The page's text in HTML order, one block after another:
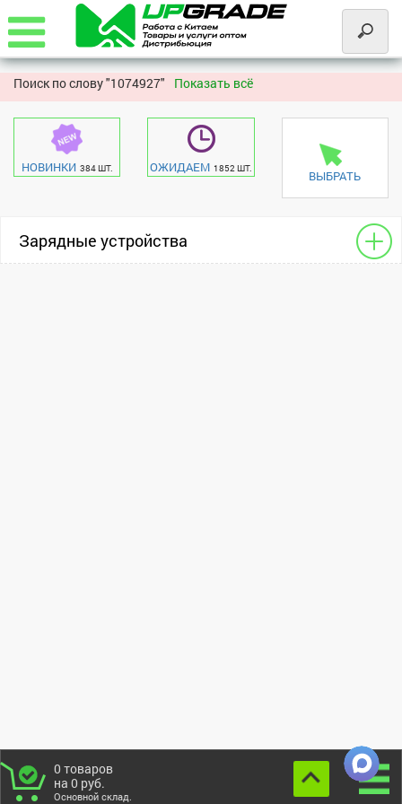
Поиск по слову "1074927" Показать всё
НОВИНКИ 384 ШТ. ОЖИДАЕМ 1852 ШТ. ВЫБРАТЬ
Зарядные устройства
0 товаров
на 0 руб.
Основной склад.